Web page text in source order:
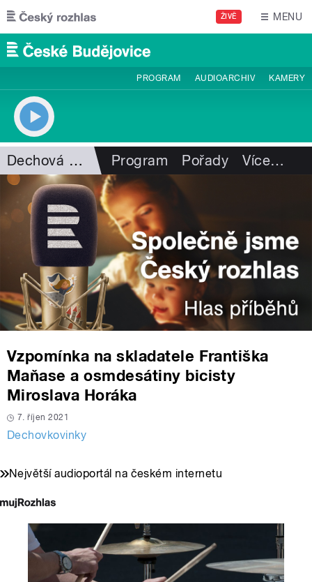
Přejít k hlavnímu obsahu
ŽIVĚ MENU
PROGRAM AUDIOARCHIV KAMERY
Dechová hudba Program Pořady Více…
Vzpomínka na skladatele Františka
Maňase a osmdesátiny bicisty
Miroslava Horáka
7. říjen 2021
Dechovkovinky
Největší audioportál na českém internetu